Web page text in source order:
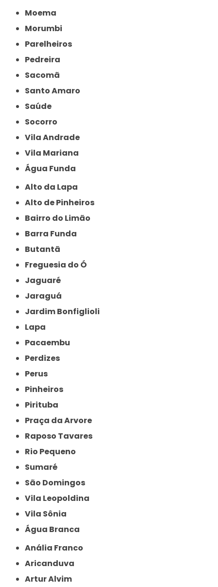
Moema
Morumbi
Parelheiros
Pedreira
Sacomã
Santo Amaro
Saúde
Socorro
Vila Andrade
Vila Mariana
Água Funda
Alto da Lapa
Alto de Pinheiros
Bairro do Limão
Barra Funda
Butantã
Freguesia do Ó
Jaguaré
Jaraguá
Jardim Bonfiglioli
Lapa
Pacaembu
Perdizes
Perus
Pinheiros
Pirituba
Praça da Arvore
Raposo Tavares
Rio Pequeno
Sumaré
São Domingos
Vila Leopoldina
Vila Sônia
Água Branca
Anália Franco
Aricanduva
Artur Alvim